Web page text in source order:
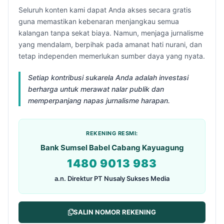
Seluruh konten kami dapat Anda akses secara gratis
guna memastikan kebenaran menjangkau semua
kalangan tanpa sekat biaya. Namun, menjaga jurnalisme
yang mendalam, berpihak pada amanat hati nurani, dan
tetap independen memerlukan sumber daya yang nyata.
Setiap kontribusi sukarela Anda adalah investasi
berharga untuk merawat nalar publik dan
memperpanjang napas jurnalisme harapan.
REKENING RESMI:
Bank Sumsel Babel Cabang Kayuagung
1480 9013 983
a.n. Direktur PT Nusaly Sukses Media
SALIN NOMOR REKENING